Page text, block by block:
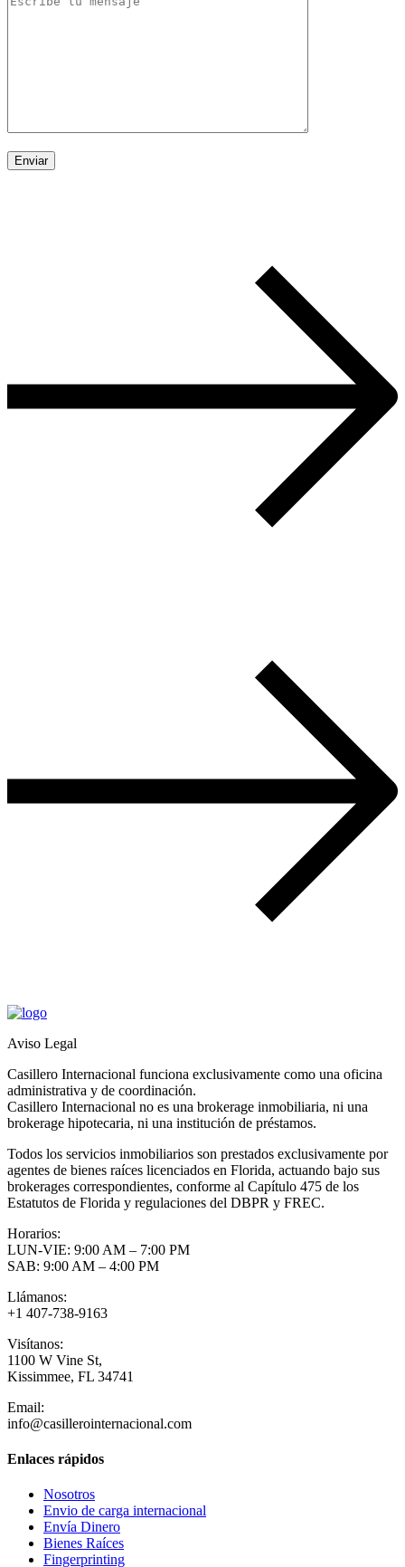
Aviso Legal
Casillero Internacional funciona exclusivamente como una oficina
administrativa y de coordinación.
Casillero Internacional no es una brokerage inmobiliaria, ni una
brokerage hipotecaria, ni una institución de préstamos.
Todos los servicios inmobiliarios son prestados exclusivamente por
agentes de bienes raíces licenciados en Florida, actuando bajo sus
brokerages correspondientes, conforme al Capítulo 475 de los
Estatutos de Florida y regulaciones del DBPR y FREC.
Horarios:
LUN-VIE: 9:00 AM – 7:00 PM
SAB: 9:00 AM – 4:00 PM
Llámanos:
+1 407-738-9163
Visítanos:
1100 W Vine St,
Kissimmee, FL 34741
Email:
info@casillerointernacional.com
Enlaces rápidos
Nosotros
Envio de carga internacional
Envía Dinero
Bienes Raíces
Fingerprinting